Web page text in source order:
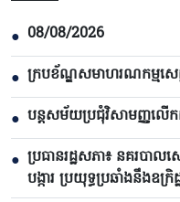
● 08/08/2026
● ក្របខ័ណ្ឌសមាហរណកម្មសេ
● បន្តសម័យប្រជុំវិសាមញ្ញលើ
● ប្រធានរដ្ឋសភា៖ នគរបាលស
បង្ការ ប្រយុទ្ធប្រឆាំងនឹងឧក្រិដ្